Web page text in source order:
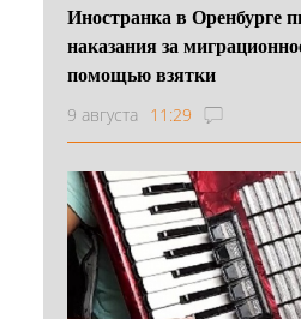
Иностранка в Оренбурге
наказания за
помощью взятки
9 августа 11:29